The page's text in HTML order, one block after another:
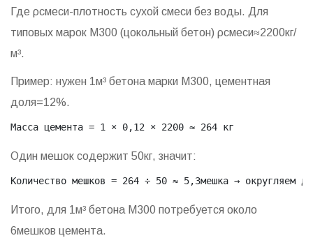
Где ρсмеси-плотность сухой смеси без воды. Для
типовых марок М300 (цокольный бетон) ρсмеси≈2200кг/
м³.
Пример: нужен 1м³ бетона марки М300, цементная
доля=12%.
Масса цемента = 1 × 0,12 × 2200 ≈ 264 кг
Один мешок содержит 50кг, значит:
Количество мешков = 264 ÷ 50 ≈ 5,3мешка → округляем
Итого, для 1м³ бетона М300 потребуется около
6мешков цемента.